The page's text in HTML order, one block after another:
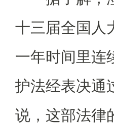
十三届全国人
一年时间里连
护法经表决通
说，这部法律